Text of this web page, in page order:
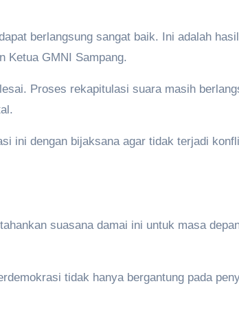
berlangsung sangat baik. Ini adalah
Ketua GMNI Sampang.
Proses rekapitulasi suara masih
ini dengan bijaksana agar tidak terjadi
suasana damai ini untuk masa
tidak hanya bergantung pada